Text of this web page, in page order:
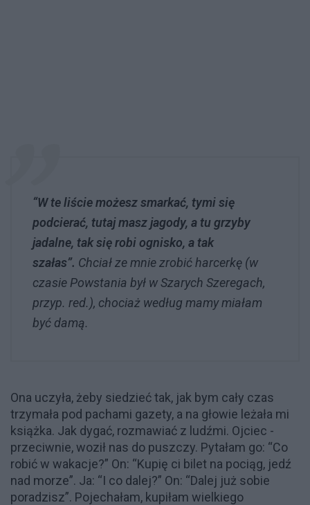
“W te liście możesz smarkać, tymi się
podcierać, tutaj masz jagody, a tu grzyby
jadalne, tak się robi ognisko, a tak
szałas”. Chciał ze mnie zrobić harcerkę (w
czasie Powstania był w Szarych Szeregach,
przyp. red.), chociaż według mamy miałam
być damą.
Ona uczyła, żeby siedzieć tak, jak bym cały czas
trzymała pod pachami gazety, a na głowie leżała mi
książka. Jak dygać, rozmawiać z ludźmi. Ojciec -
przeciwnie, woził nas do puszczy. Pytałam go: “Co
robić w wakacje?” On: “Kupię ci bilet na pociąg, jedź
nad morze”. Ja: “I co dalej?” On: “Dalej już sobie
poradzisz”. Pojechałam, kupiłam wielkiego